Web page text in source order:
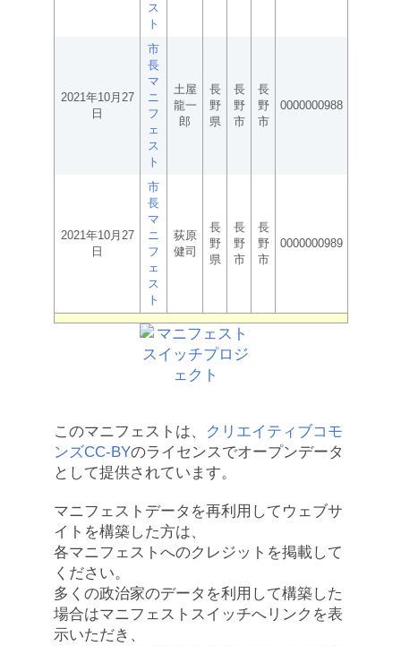
ス
ト
2021年10月27
日
市
長
マ
ニ
フ
ェ
ス
ト
土屋
龍一
郎
長
野
県
長
野
市
長
野
市
0000000988
2021年10月27
日
市
長
マ
ニ
フ
ェ
ス
ト
荻原
健司
長
野
県
長
野
市
長
野
市
0000000989
このマニフェストは、
クリエイティブコモ
ンズCC-BYのライセンスでオープンデータ
として提供されています。
マニフェストデータを再利用してウェブサ
イトを構築した方は、
各マニフェストへのクレジットを掲載して
ください。
多くの政治家のデータを利用して構築した
場合はマニフェストスイッチへリンクを表
示いただき、